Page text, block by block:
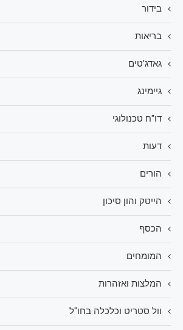
בידור
בריאות
גאדג'טים
גיימינג
דו"ח טכנולוגי
דעות
הורים
הייטק והון סיכון
הכסף
המומחים
המלצות ואזהרות
וול סטריט וכלכלה בחו"ל